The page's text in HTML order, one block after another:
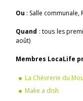
Ou : Salle communale,
Quand : tous les
août)
Membres LocaLife
La Chèvrerie du
Make a dish